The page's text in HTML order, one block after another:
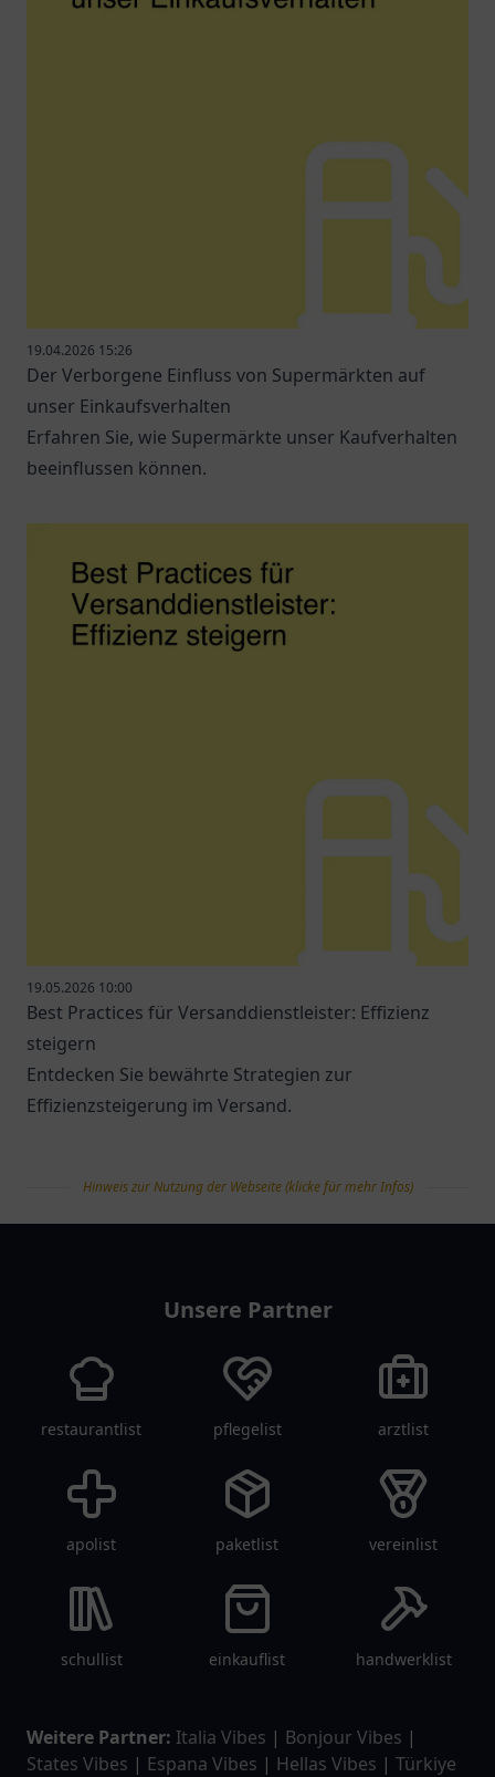
19.04.2026 15:26
Der Verborgene Einfluss von Supermärkten auf
unser Einkaufsverhalten
Erfahren Sie, wie Supermärkte unser Kaufverhalten
beeinflussen können.
19.05.2026 10:00
Best Practices für Versanddienstleister: Effizienz
steigern
Entdecken Sie bewährte Strategien zur
Effizienzsteigerung im Versand.
Hinweis zur Nutzung der Webseite (klicke für mehr Infos)
Unsere Partner
restaurantlist pflegelist arztlist
apolist paketlist vereinlist
schullist einkauflist handwerklist
Weitere Partner: Italia Vibes | Bonjour Vibes |
States Vibes | Espana Vibes | Hellas Vibes | Türkiye